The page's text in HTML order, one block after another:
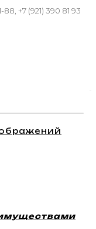
+7 (921) 390 81 93